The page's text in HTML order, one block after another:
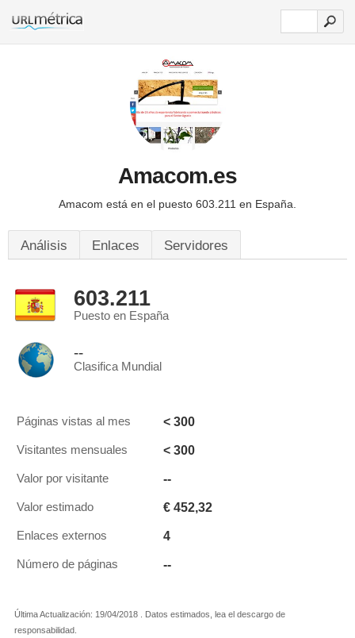
Amacom.es
Amacom está en el puesto 603.211 en España.
Análisis Enlaces Servidores
603.211
Puesto en España
--
Clasifica Mundial
Páginas vistas al mes < 300
Visitantes mensuales < 300
Valor por visitante --
Valor estimado € 452,32
Enlaces externos 4
Número de páginas --
Última Actualización: 19/04/2018 . Datos estimados, lea el descargo de
responsabilidad.